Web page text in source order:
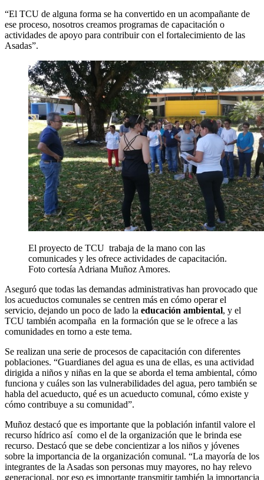
“El TCU de alguna forma se ha convertido en un acompañante de
ese proceso, nosotros creamos programas de capacitación o
actividades de apoyo para contribuir con el fortalecimiento de las
Asadas”.
El proyecto de TCU trabaja de la mano con las
comunicades y les ofrece actividades de capacitación.
Foto cortesía Adriana Muñoz Amores.
Aseguró que todas las demandas administrativas han provocado que
los acueductos comunales se centren más en cómo operar el
servicio, dejando un poco de lado la educación ambiental, y el
TCU también acompaña en la formación que se le ofrece a las
comunidades en torno a este tema.
Se realizan una serie de procesos de capacitación con diferentes
poblaciones. “Guardianes del agua es una de ellas, es una actividad
dirigida a niños y niñas en la que se aborda el tema ambiental, cómo
funciona y cuáles son las vulnerabilidades del agua, pero también se
habla del acueducto, qué es un acueducto comunal, cómo existe y
cómo contribuye a su comunidad”.
Muñoz destacó que es importante que la población infantil valore el
recurso hídrico así como el de la organización que le brinda ese
recurso. Destacó que se debe concientizar a los niños y jóvenes
sobre la importancia de la organización comunal. “La mayoría de los
integrantes de la Asadas son personas muy mayores, no hay relevo
generacional, por eso es importante transmitir también la importancia